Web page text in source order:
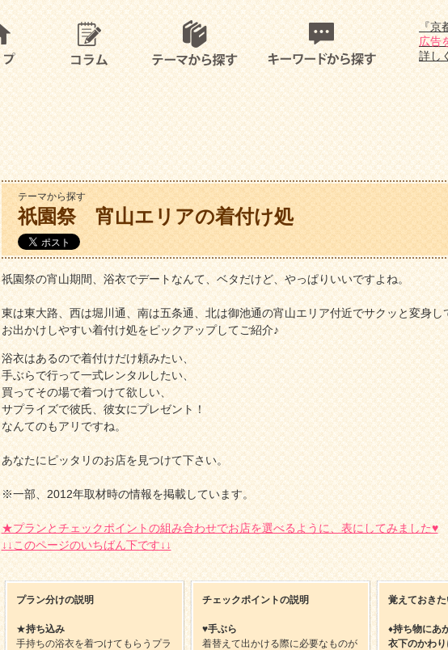
『京
広告
詳し
テーマから探す
祇園祭 宵山エリアの着付け処
祇園祭の宵山期間、浴衣でデートなんて、ベタだけど、やっぱりいいですよね。
東は東大路、西は堀川通、南は五条通、北は御池通の宵山エリア付近でサクッと変身し
お出かけしやすい着付け処をピックアップしてご紹介♪
浴衣はあるので着付けだけ頼みたい、
手ぶらで行って一式レンタルしたい、
買ってその場で着つけて欲しい、
サプライズで彼氏、彼女にプレゼント！
なんてのもアリですね。
あなたにピッタリのお店を見つけて下さい。
※一部、2012年取材時の情報を掲載しています。
★プランとチェックポイントの組み合わせでお店を選べるように、表にしてみました♥
↓↓このページのいちばん下です↓↓
プラン分けの説明
★持ち込み
手持ちの浴衣を着つけてもらうプラ
チェックポイントの説明
♥手ぶら
着替えて出かける際に必要なものが
覚えておき
♦持ち物にあ
衣下のかわ